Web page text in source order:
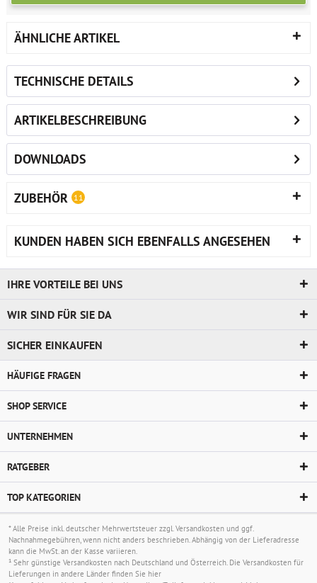
ÄHNLICHE ARTIKEL
TECHNISCHE DETAILS
ARTIKELBESCHREIBUNG
DOWNLOADS
ZUBEHÖR 11
KUNDEN HABEN SICH EBENFALLS ANGESEHEN
IHRE VORTEILE BEI UNS
WIR SIND FÜR SIE DA
SICHER EINKAUFEN
HÄUFIGE FRAGEN
SHOP SERVICE
UNTERNEHMEN
RATGEBER
TOP KATEGORIEN
* Alle Preise inkl. deutscher Mehrwertsteuer zzgl.Versandkosten und ggf.
Nachnahmegebühren, wenn nicht anders beschrieben. Abhängig von der Lieferadresse
kann die MwSt. an der Kasse variieren.
¹ Sehr günstige Versandkosten nach Deutschland und Österreich. Die Versandkosten für
Lieferungen in andere Länder finden Sie hier